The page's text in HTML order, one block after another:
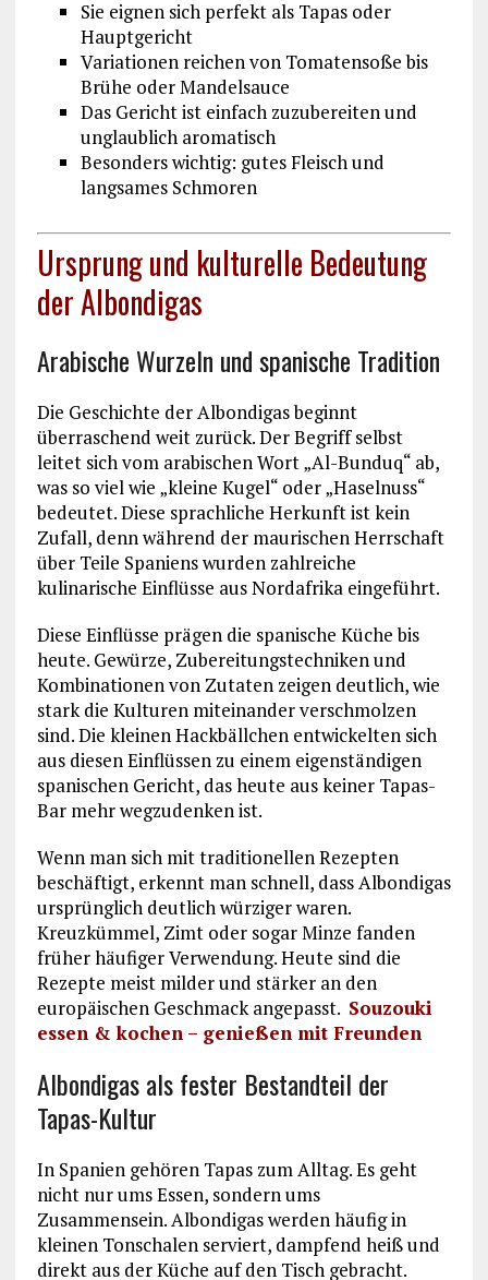
Sie eignen sich perfekt als Tapas oder
Hauptgericht
Variationen reichen von Tomatensoße bis
Brühe oder Mandelsauce
Das Gericht ist einfach zuzubereiten und
unglaublich aromatisch
Besonders wichtig: gutes Fleisch und
langsames Schmoren
Ursprung und kulturelle Bedeutung
der Albondigas
Arabische Wurzeln und spanische Tradition
Die Geschichte der Albondigas beginnt
überraschend weit zurück. Der Begriff selbst
leitet sich vom arabischen Wort „Al-Bunduq“ ab,
was so viel wie „kleine Kugel“ oder „Haselnuss“
bedeutet. Diese sprachliche Herkunft ist kein
Zufall, denn während der maurischen Herrschaft
über Teile Spaniens wurden zahlreiche
kulinarische Einflüsse aus Nordafrika eingeführt.
Diese Einflüsse prägen die spanische Küche bis
heute. Gewürze, Zubereitungstechniken und
Kombinationen von Zutaten zeigen deutlich, wie
stark die Kulturen miteinander verschmolzen
sind. Die kleinen Hackbällchen entwickelten sich
aus diesen Einflüssen zu einem eigenständigen
spanischen Gericht, das heute aus keiner Tapas-
Bar mehr wegzudenken ist.
Wenn man sich mit traditionellen Rezepten
beschäftigt, erkennt man schnell, dass Albondigas
ursprünglich deutlich würziger waren.
Kreuzkümmel, Zimt oder sogar Minze fanden
früher häufiger Verwendung. Heute sind die
Rezepte meist milder und stärker an den
europäischen Geschmack angepasst. Souzouki
essen & kochen – genießen mit Freunden
Albondigas als fester Bestandteil der
Tapas-Kultur
In Spanien gehören Tapas zum Alltag. Es geht
nicht nur ums Essen, sondern ums
Zusammensein. Albondigas werden häufig in
kleinen Tonschalen serviert, dampfend heiß und
direkt aus der Küche auf den Tisch gebracht.